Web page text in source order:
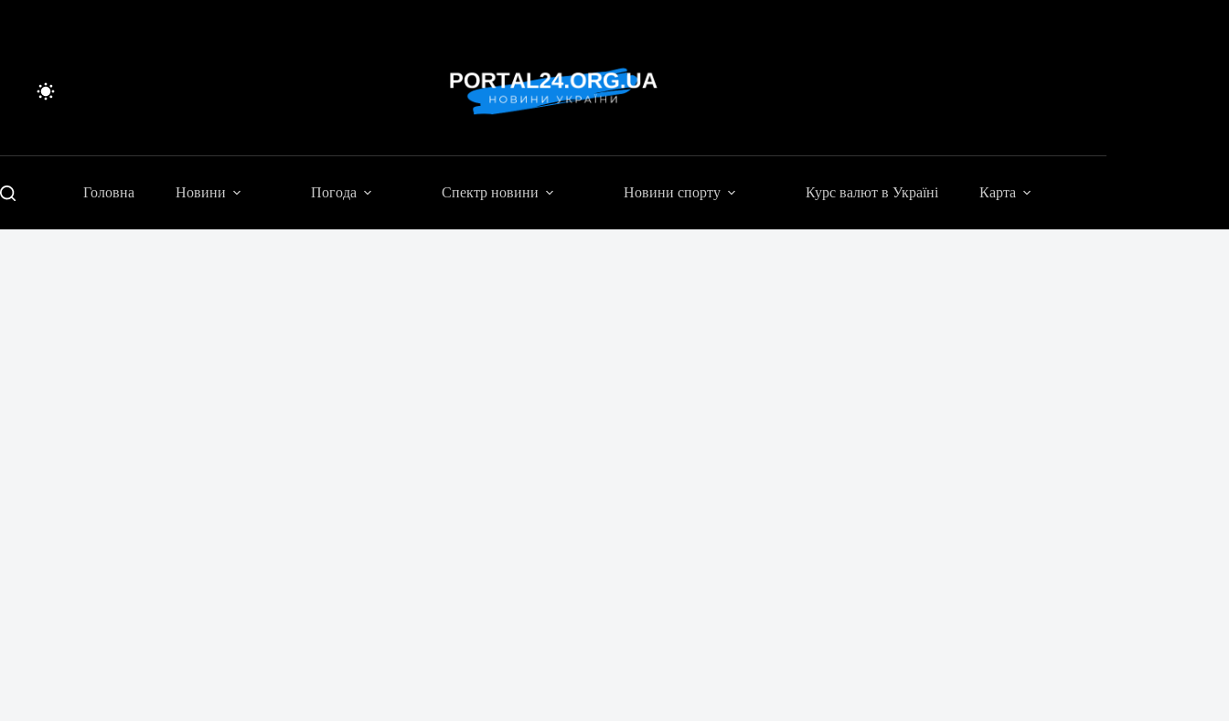
Головна Новини Погода Спектр новини Новини спорту Курс валют в Україні Карта